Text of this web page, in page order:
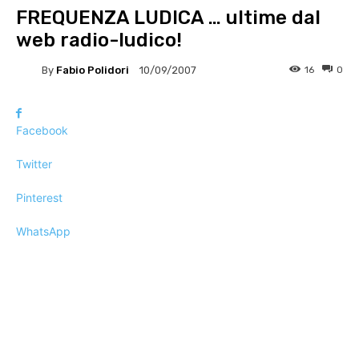
FREQUENZA LUDICA … ultime dal
web radio-ludico!
By Fabio Polidori 10/09/2007 0
16
Facebook
Twitter
Pinterest
WhatsApp